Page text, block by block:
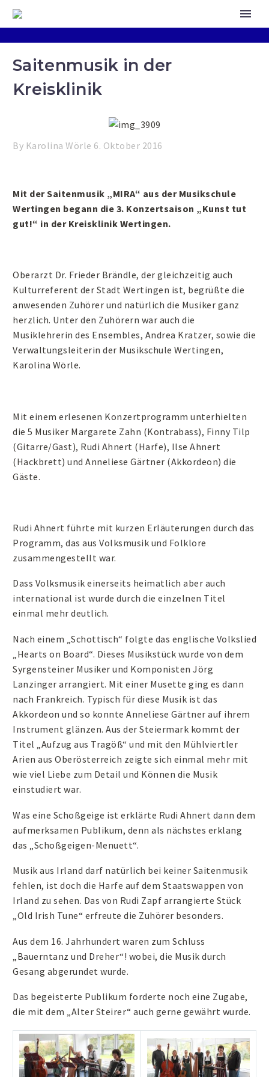
Saitenmusik in der
Kreisklinik
By Karolina Wörle 6. Oktober 2016
Mit der Saitenmusik „MIRA“ aus der Musikschule
Wertingen begann die 3. Konzertsaison „Kunst tut
gut!“ in der Kreisklinik Wertingen.
Oberarzt Dr. Frieder Brändle, der gleichzeitig auch
Kulturreferent der Stadt Wertingen ist, begrüßte die
anwesenden Zuhörer und natürlich die Musiker ganz
herzlich. Unter den Zuhörern war auch die
Musiklehrerin des Ensembles, Andrea Kratzer, sowie die
Verwaltungsleiterin der Musikschule Wertingen,
Karolina Wörle.
Mit einem erlesenen Konzertprogramm unterhielten
die 5 Musiker Margarete Zahn (Kontrabass), Finny Tilp
(Gitarre/Gast), Rudi Ahnert (Harfe), Ilse Ahnert
(Hackbrett) und Anneliese Gärtner (Akkordeon) die
Gäste.
Rudi Ahnert führte mit kurzen Erläuterungen durch das
Programm, das aus Volksmusik und Folklore
zusammengestellt war.
Dass Volksmusik einerseits heimatlich aber auch
international ist wurde durch die einzelnen Titel
einmal mehr deutlich.
Nach einem „Schottisch“ folgte das englische Volkslied
„Hearts on Board“. Dieses Musikstück wurde von dem
Syrgensteiner Musiker und Komponisten Jörg
Lanzinger arrangiert. Mit einer Musette ging es dann
nach Frankreich. Typisch für diese Musik ist das
Akkordeon und so konnte Anneliese Gärtner auf ihrem
Instrument glänzen. Aus der Steiermark kommt der
Titel „Aufzug aus Tragöß“ und mit den Mühlviertler
Arien aus Oberösterreich zeigte sich einmal mehr mit
wie viel Liebe zum Detail und Können die Musik
einstudiert war.
Was eine Schoßgeige ist erklärte Rudi Ahnert dann dem
aufmerksamen Publikum, denn als nächstes erklang
das „Schoßgeigen-Menuett“.
Musik aus Irland darf natürlich bei keiner Saitenmusik
fehlen, ist doch die Harfe auf dem Staatswappen von
Irland zu sehen. Das von Rudi Zapf arrangierte Stück
„Old Irish Tune“ erfreute die Zuhörer besonders.
Aus dem 16. Jahrhundert waren zum Schluss
„Bauerntanz und Dreher“! wobei, die Musik durch
Gesang abgerundet wurde.
Das begeisterte Publikum forderte noch eine Zugabe,
die mit dem „Alter Steirer“ auch gerne gewährt wurde.